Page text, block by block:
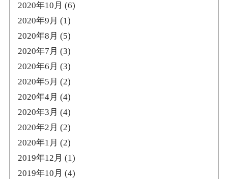
2020年10月 (6)
2020年9月 (1)
2020年8月 (5)
2020年7月 (3)
2020年6月 (3)
2020年5月 (2)
2020年4月 (4)
2020年3月 (4)
2020年2月 (2)
2020年1月 (2)
2019年12月 (1)
2019年10月 (4)